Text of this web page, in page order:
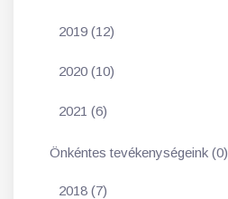
2019 (12)
2020 (10)
2021 (6)
Önkéntes tevékenységeink (0)
2018 (7)